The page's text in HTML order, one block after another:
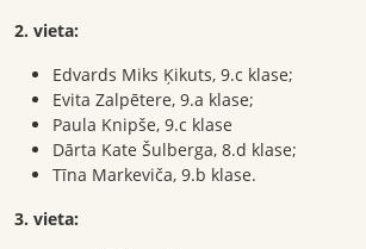
2. vieta:
Edvards Miks Ķikuts, 9.c klase;
Evita Zalpētere, 9.a klase;
Paula Knipše, 9.c klase
Dārta Kate Šulberga, 8.d klase;
Tīna Markeviča, 9.b klase.
3. vieta: